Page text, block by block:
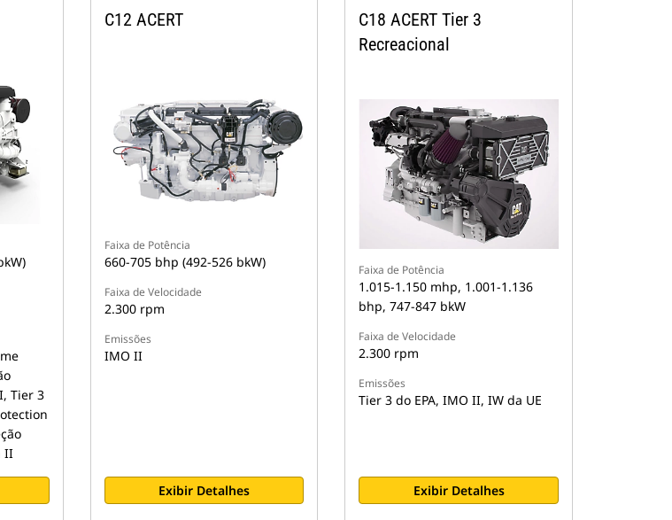
Tier 3
II
C12 ACERT
Faixa de Potência
660-705 bhp (492-526 bkW)
Faixa de Velocidade
2.300 rpm
Emissões
IMO II
Exibir Detalhes
C18 ACERT Tier 3
Recreacional
Faixa de Potência
1.015-1.150 mhp, 1.001-1.136
bhp, 747-847 bkW
Faixa de Velocidade
2.300 rpm
Emissões
Tier 3 do EPA, IMO II, IW da UE
Exibir Detalhes